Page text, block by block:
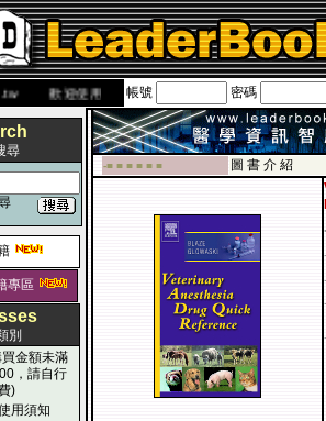
迎使用 國民旅遊卡！！
帳號 密碼
尋
專區
別
金額未滿
，請自行
)
用須知
-■ ■ ■ ■ ■ ■
圖 書 介 紹